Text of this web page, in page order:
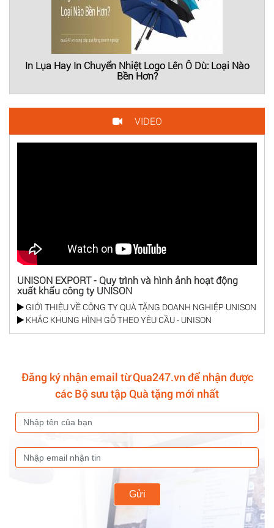
In Lụa Hay In Chuyển Nhiệt Logo Lên Ô Dù: Loại Nào
Bền Hơn?
VIDEO
UNISON EXPORT - Quy trình và hình ảnh hoạt động
xuất khẩu công ty UNISON
GIỚI THIỆU VỀ CÔNG TY QUÀ TẶNG DOANH NGHIỆP UNISON
KHẮC KHUNG HÌNH GỖ THEO YÊU CẦU - UNISON
Đăng ký nhận email từ Qua247.vn để nhận được
các Bộ sưu tập Quà tặng mới nhất
Gửi